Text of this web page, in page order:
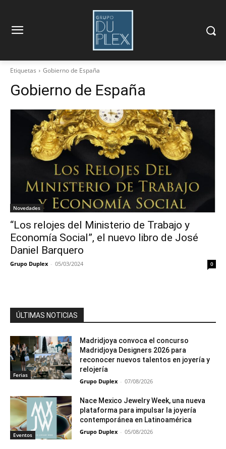
Etiquetas Gobierno de España
Gobierno de España
Novedades
“Los relojes del Ministerio de Trabajo y
Economía Social”, el nuevo libro de José
Daniel Barquero
Grupo Duplex - 05/03/2024 0
ÚLTIMAS NOTICIAS
Ferias
Madridjoya convoca el concurso
Madridjoya Designers 2026 para
reconocer nuevos talentos en joyería y
relojería
Grupo Duplex - 07/08/2026
Eventos
Nace Mexico Jewelry Week, una nueva
plataforma para impulsar la joyería
contemporánea en Latinoamérica
Grupo Duplex - 05/08/2026